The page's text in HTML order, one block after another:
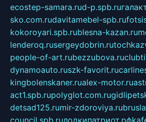
ecostep-samara.rud-p.spb.ru
sko.com.rudavitamebel-spb.ru
kokoroyari.spb.rublesna-kazan.ru
lenderoq.rusergeydobrin.ru
people-of-art.rubezzubova.ru
dynamoauto.ruszk-favorit.ru
kingbolenskaner.rualex-motor.ru
act1.spb.rupolyglot.com.ru
detsad125.rumir-zdoroviya.ru
council.spb.ruлодкипатриот.рф